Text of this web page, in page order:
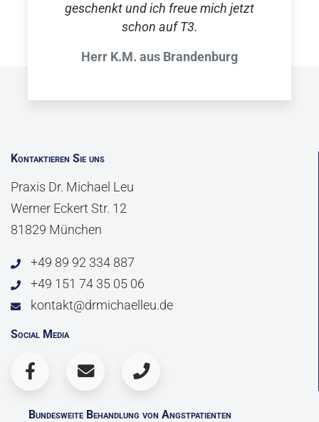
geschenkt und ich freue mich jetzt
schon auf T3.
Herr K.M. aus Brandenburg
Kontaktieren Sie uns
Praxis Dr. Michael Leu
Werner Eckert Str. 12
81829 München
+49 89 92 334 887
+49 151 74 35 05 06
kontakt@drmichaelleu.de
Social Media
Bundesweite Behandlung von Angstpatienten